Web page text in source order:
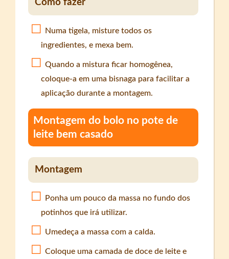
Como fazer
Numa tigela, misture todos os
ingredientes, e mexa bem.
Quando a mistura ficar homogênea,
coloque-a em uma bisnaga para facilitar a
aplicação durante a montagem.
Montagem do bolo no pote de
leite bem casado
Montagem
Ponha um pouco da massa no fundo dos
potinhos que irá utilizar.
Umedeça a massa com a calda.
Coloque uma camada de doce de leite e